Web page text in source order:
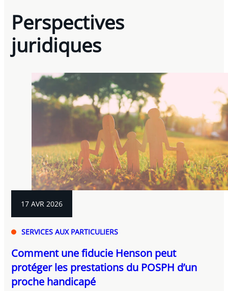
Perspectives
juridiques
17 AVR 2026
SERVICES AUX PARTICULIERS
Comment une fiducie Henson peut
protéger les prestations du POSPH d’un
proche handicapé